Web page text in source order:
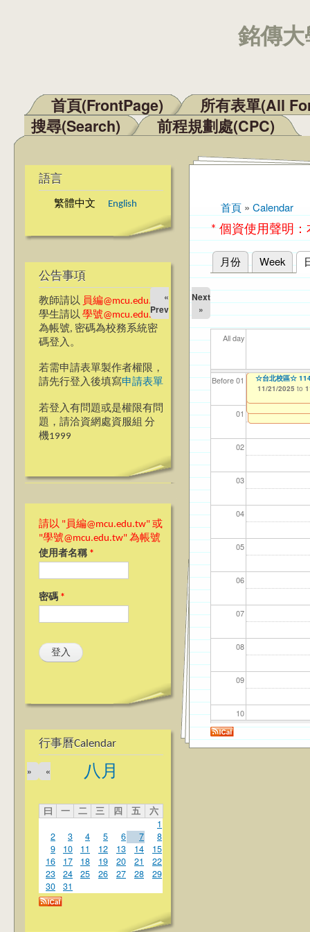
銘傳
主選單
首頁(FrontPage)
所有表單(All
搜尋(Search)
前程規劃處(CPC)
語言
繁體中文 English
公告事項
教師請以 員編@mcu.edu.tw
學生請以 學號@mcu.edu.tw
為帳號, 密碼為校務系統密
碼登入。
若需申請表單製作者權限，
請先行登入後填寫申請表單
若登入有問題或是權限有問
題，請洽資網處資服組 分
機1999
請以 "員編@mcu.edu.tw" 或
"學號@mcu.edu.tw" 為帳號
使用者名稱 *
密碼 *
行事曆Calendar
八月
«
»
曰 一 二 三 四 五
六
1
2
3 4 5 6 7
8
9
10 11 12 13 14
15
16
17 18 19 20 21
22
23
24 25 26 27 28
29
30
31
您在這裡
首頁 » Calendar
* 個資使用聲明
主要索引標籤
月份 Week
«
Prev
Next
»
All day
Before 01
01
02
03
04
05
06
07
08
09
10
11
【資網處】
整合系統～表單
【財務處】工讀
11/12/2021 to
【財務處】漏打
錄
114
04/
114
02/
114
03/
【學
07/
114
09/
【教學暨學習資
會學嗎？」
☆台北校區☆
11/21/2025 to